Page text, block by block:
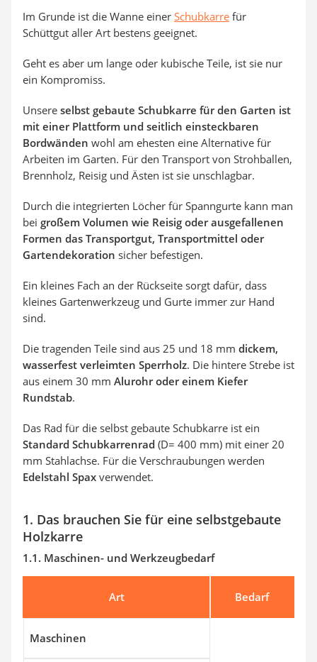
Im Grunde ist die Wanne einer Schubkarre für
Schüttgut aller Art bestens geeignet.
Geht es aber um lange oder kubische Teile, ist sie nur
ein Kompromiss.
Unsere selbst gebaute Schubkarre für den Garten ist
mit einer Plattform und seitlich einsteckbaren
Bordwänden wohl am ehesten eine Alternative für
Arbeiten im Garten. Für den Transport von Strohballen,
Brennholz, Reisig und Ästen ist sie unschlagbar.
Durch die integrierten Löcher für Spanngurte kann man
bei großem Volumen wie Reisig oder ausgefallenen
Formen das Transportgut, Transportmittel oder
Gartendekoration sicher befestigen.
Ein kleines Fach an der Rückseite sorgt dafür, dass
kleines Gartenwerkzeug und Gurte immer zur Hand
sind.
Die tragenden Teile sind aus 25 und 18 mm dickem,
wasserfest verleimten Sperrholz. Die hintere Strebe ist
aus einem 30 mm Alurohr oder einem Kiefer
Rundstab.
Das Rad für die selbst gebaute Schubkarre ist ein
Standard Schubkarrenrad (D= 400 mm) mit einer 20
mm Stahlachse. Für die Verschraubungen werden
Edelstahl Spax verwendet.
1. Das brauchen Sie für eine selbstgebaute
Holzkarre
1.1. Maschinen- und Werkzeugbedarf
Art Bedarf
Maschinen